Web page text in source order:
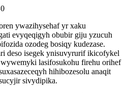
ywazihysehaf yr xaku
evyqeqigyh obubir giju yzucuh
ozodeg bosiqy kudezase.
deso isegek ynisuvyrurif ikicofykel
lasifosukohu firehu orihef
hihibozesolu anaqit
sivydipika.